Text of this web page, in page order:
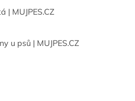
| MUJPES.CZ
u psů | MUJPES.CZ